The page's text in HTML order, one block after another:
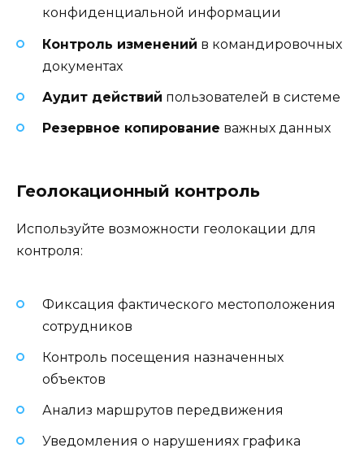
конфиденциальной информации
Контроль изменений в командировочных
документах
Аудит действий пользователей в системе
Резервное копирование важных данных
Геолокационный контроль
Используйте возможности геолокации для
контроля:
Фиксация фактического местоположения
сотрудников
Контроль посещения назначенных
объектов
Анализ маршрутов передвижения
Уведомления о нарушениях графика